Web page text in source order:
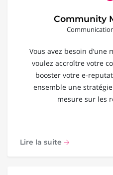
Community
Vous avez besoin d’une
voulez accroître votre
booster votre e-
ensemble une
mesure sur les
Lire la suite